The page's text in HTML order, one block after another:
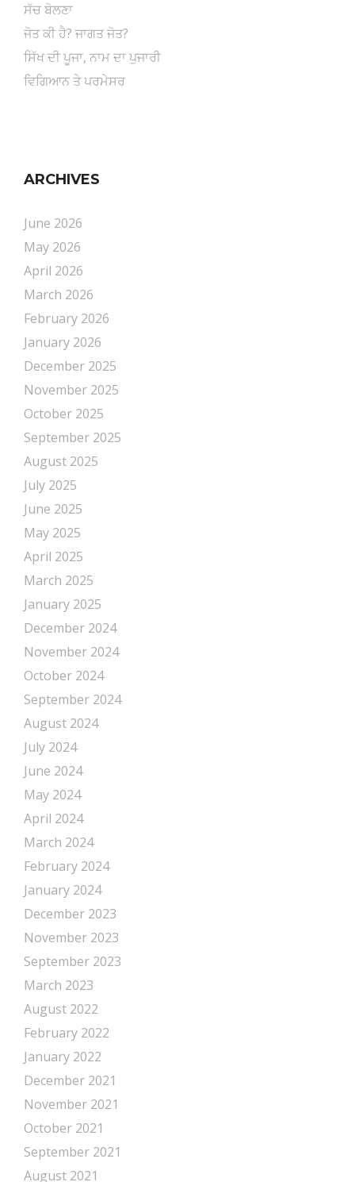
ਸੱਚ ਬੋਲਣਾ
ਜੋਤ ਕੀ ਹੈ? ਜਾਗਤ ਜੋਤ?
ਸਿੱਖ ਦੀ ਪੂਜਾ, ਨਾਮ ਦਾ ਪੁਜਾਰੀ
ਵਿਗਿਆਨ ਤੇ ਪਰਮੇਸਰ
ARCHIVES
June 2026
May 2026
April 2026
March 2026
February 2026
January 2026
December 2025
November 2025
October 2025
September 2025
August 2025
July 2025
June 2025
May 2025
April 2025
March 2025
January 2025
December 2024
November 2024
October 2024
September 2024
August 2024
July 2024
June 2024
May 2024
April 2024
March 2024
February 2024
January 2024
December 2023
November 2023
September 2023
March 2023
August 2022
February 2022
January 2022
December 2021
November 2021
October 2021
September 2021
August 2021